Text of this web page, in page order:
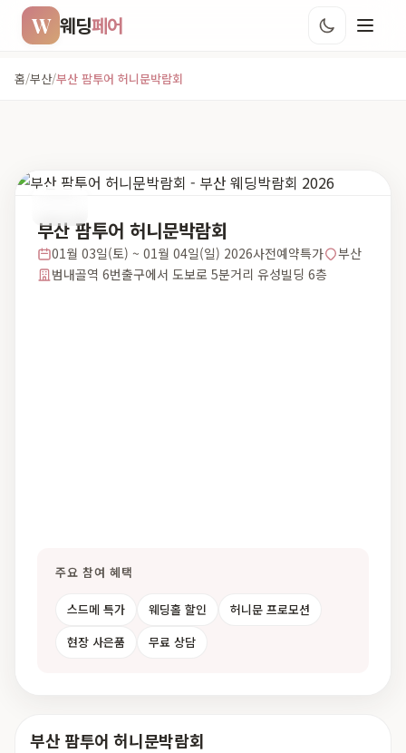
W 웨딩페어
홈/부산/부산 팜투어 허니문박람회
부산 팜투어 허니문박람회
01월 03일(토) ~ 01월 04일(일) 2026사전예약특가
부산
범내골역 6번출구에서 도보로 5분거리 유성빌딩 6층
주요 참여 혜택
스드메 특가 웨딩홀 할인
허니문 프로모션
현장 사은품
무료 상담
부산 팜투어 허니문박람회